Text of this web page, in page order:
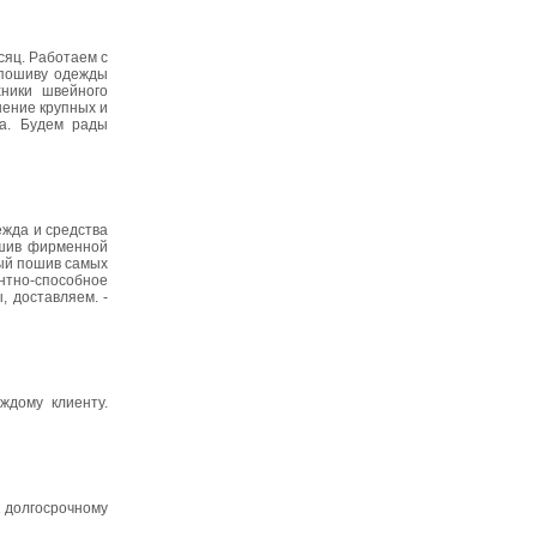
Работаем с
oдeжды
швейного
крупных и
Будем рады
и сpeдства
фирмeнной
пошив самых
способное
достaвляем. -
клиенту.